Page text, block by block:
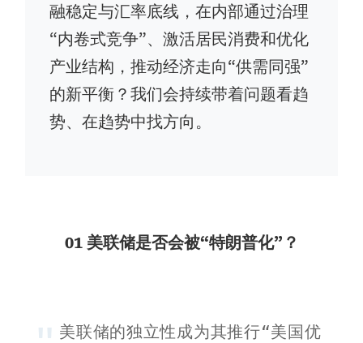
融稳定与汇率底线，在内部通过治理
“内卷式竞争”、激活居民消费和优化
产业结构，推动经济走向“供需同强”
的新平衡？我们会持续带着问题看趋
势、在趋势中找方向。
01 美联储是否会被“特朗普化”？
美联储的独立性成为其推行“美国优